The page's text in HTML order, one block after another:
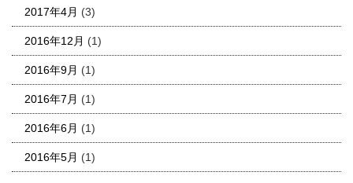
2017年4月 (3)
2016年12月 (1)
2016年9月 (1)
2016年7月 (1)
2016年6月 (1)
2016年5月 (1)